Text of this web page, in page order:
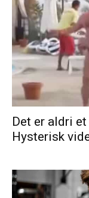
Det er aldri
Hysterisk